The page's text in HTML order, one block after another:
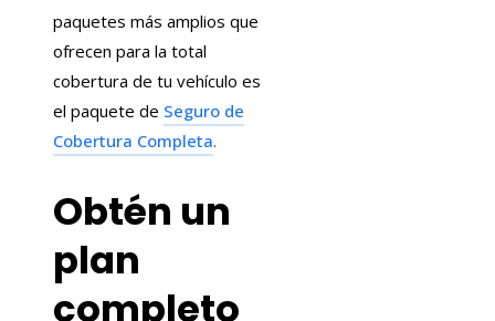
paquetes más amplios que
ofrecen para la total
cobertura de tu vehículo es
el paquete de Seguro de
Cobertura Completa.
Obtén un
plan
completo